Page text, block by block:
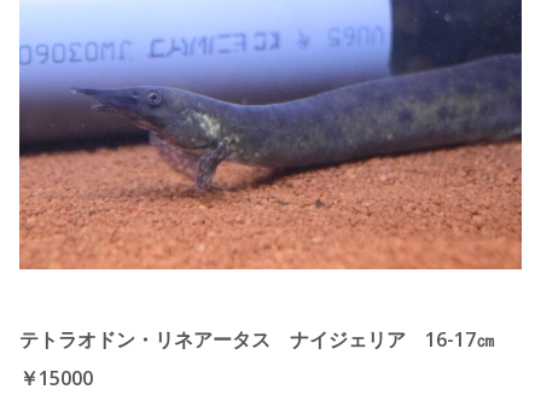
テトラオドン・リネアータス ナイジェリア 16-17㎝
￥15000